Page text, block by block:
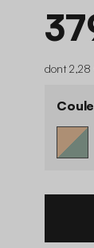
dont 2,28